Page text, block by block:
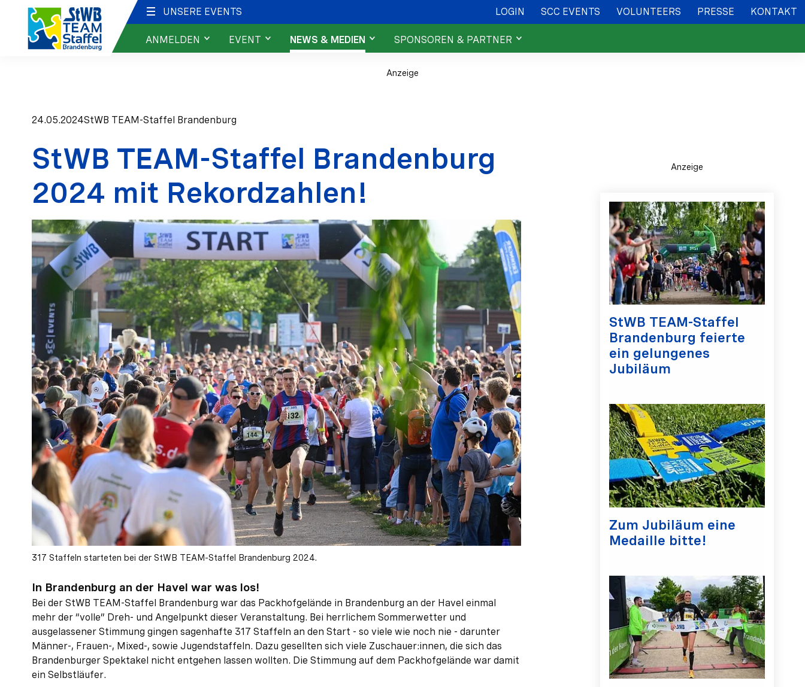
UNSERE EVENTS LOGIN SCC EVENTS VOLUNTEERS PRESSE KONTAKT
ANMELDEN
EVENT
Event FAQ
Strecke
NEWS & MEDIEN
SPONSOREN & PARTNER
Anzeige
24.05.2024StWB TEAM-Staffel Brandenburg
StWB TEAM-Staffel Brandenburg
2024 mit Rekordzahlen!
317 Staffeln starteten bei der StWB TEAM-Staffel Brandenburg 2024.
In Brandenburg an der Havel war was los!
Bei der StWB TEAM-Staffel Brandenburg war das Packhofgelände in Brandenburg an der Havel einmal
mehr der “volle” Dreh- und Angelpunkt dieser Veranstaltung. Bei herrlichem Sommerwetter und
ausgelassener Stimmung gingen sagenhafte 317 Staffeln an den Start - so viele wie noch nie - darunter
Männer-, Frauen-, Mixed-, sowie Jugendstaffeln. Dazu gesellten sich viele Zuschauer:innen, die sich das
Brandenburger Spektakel nicht entgehen lassen wollten. Die Stimmung auf dem Packhofgelände war damit
ein Selbstläufer.
Anzeige
StWB TEAM-Staffel
Brandenburg feierte
ein gelungenes
Jubiläum
Zum Jubiläum eine
Medaille bitte!